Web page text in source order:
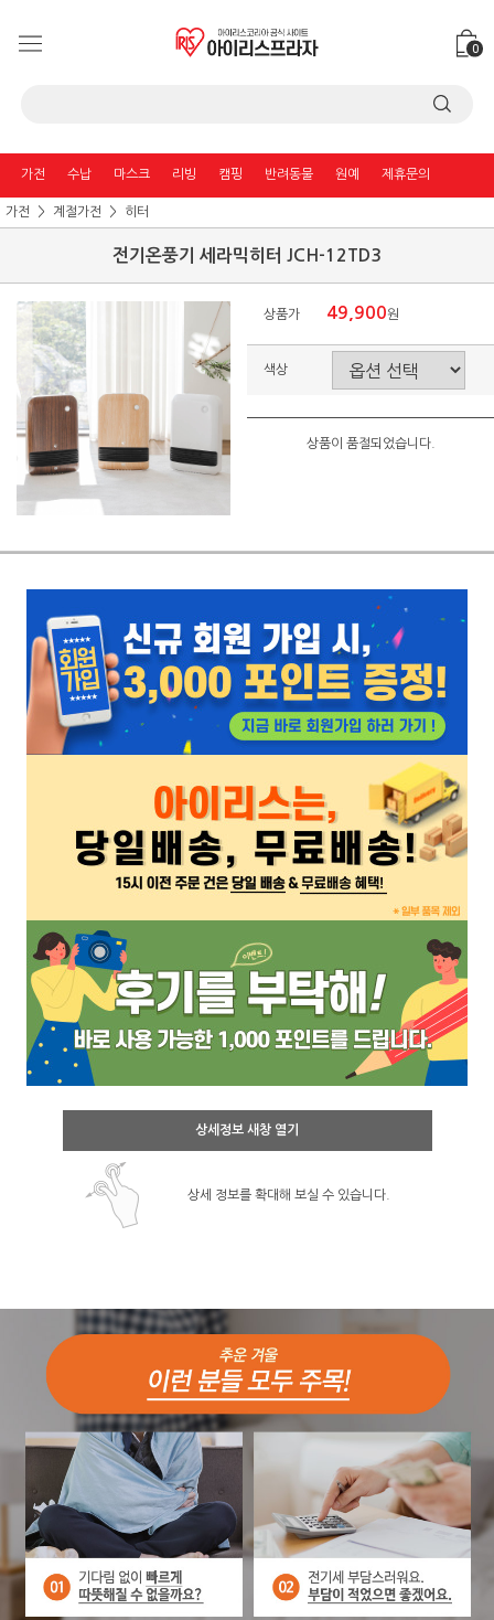
0
가전 수납 마스크 리빙 캠핑 반려동물 원예 제휴문의
가전 계절가전 히터
전기온풍기 세라믹히터 JCH-12TD3
상품가 49,900원
색상
상품이 품절되었습니다.
상세정보 새창 열기
상세 정보를 확대해 보실 수 있습니다.